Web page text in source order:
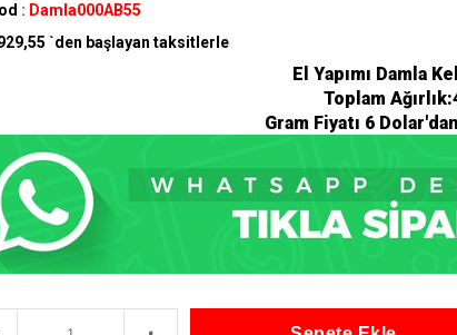
: Damla000AB55
`den başlayan taksitlerle
El Yapımı Damla
Toplam
Gram Fiyatı 6